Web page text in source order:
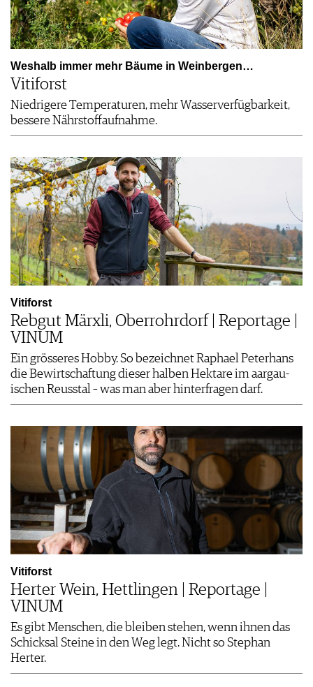
Weshalb immer mehr Bäume in Weinbergen…
Vitiforst
Niedrigere Temperaturen, mehr Wasserverfügbarkeit,
bessere Nährstoffaufnahme.
Vitiforst
Rebgut Märxli, Oberrohrdorf | Reportage |
VINUM
Ein grösseres Hobby. So bezeichnet Raphael Peterhans
die Bewirtschaftung dieser halben Hektare im aargau­
ischen Reusstal – was man aber hinterfragen darf.
Vitiforst
Herter Wein, Hettlingen | Reportage |
VINUM
Es gibt Menschen, die bleiben stehen, wenn ihnen das
Schicksal Steine in den Weg legt. Nicht so Stephan
Herter.